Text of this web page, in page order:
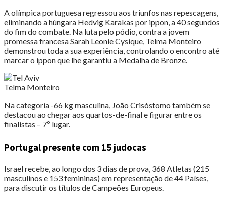
A olímpica portuguesa regressou aos triunfos nas repescagens,
eliminando a húngara Hedvig Karakas por ippon, a 40 segundos
do fim do combate. Na luta pelo pódio, contra a jovem
promessa francesa Sarah Leonie Cysique, Telma Monteiro
demonstrou toda a sua experiência, controlando o encontro até
marcar o ippon que lhe garantiu a Medalha de Bronze.
Telma Monteiro
Na categoria -66 kg masculina, João Crisóstomo também se
destacou ao chegar aos quartos-de-final e figurar entre os
finalistas – 7º lugar.
Portugal presente com 15 judocas
Israel recebe, ao longo dos 3 dias de prova, 368 Atletas (215
masculinos e 153 femininas) em representação de 44 Países,
para discutir os títulos de Campeões Europeus.